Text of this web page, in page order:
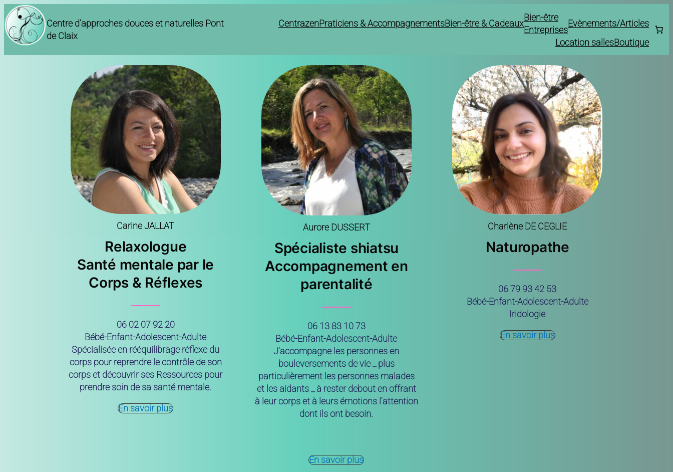
Centre d’approches douces et naturelles Pont
de Claix
CentrazenPraticiens & AccompagnementsBien-être & Cadeaux
Bien-être
Entreprises
Evènements/Articles
Location sallesBoutique
Carine JALLAT
Relaxologue
Santé mentale par le
Corps & Réflexes
06 02 07 92 20
Bébé-Enfant-Adolescent-Adulte
Spécialisée en rééquilibrage réflexe du
corps pour reprendre le contrôle de son
corps et découvrir ses Ressources pour
prendre soin de sa santé mentale.
En savoir plus
Aurore DUSSERT
Spécialiste shiatsu
Accompagnement en
parentalité
06 13 83 10 73
Bébé-Enfant-Adolescent-Adulte
J’accompagne les personnes en
bouleversements de vie _ plus
particulièrement les personnes malades
et les aidants _ à rester debout en offrant
à leur corps et à leurs émotions l’attention
dont ils ont besoin.
En savoir plus
Charlène DE CEGLIE
Naturopathe
06 79 93 42 53
Bébé-Enfant-Adolescent-Adulte
Iridologie
En savoir plus